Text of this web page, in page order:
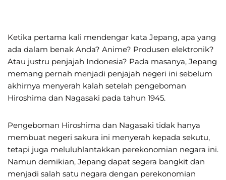
Ketika pertama kali mendengar kata Jepang, apa yang
ada dalam benak Anda? Anime? Produsen elektronik?
Atau justru penjajah Indonesia? Pada masanya, Jepang
memang pernah menjadi penjajah negeri ini sebelum
akhirnya menyerah kalah setelah pengeboman
Hiroshima dan Nagasaki pada tahun 1945.
Pengeboman Hiroshima dan Nagasaki tidak hanya
membuat negeri sakura ini menyerah kepada sekutu,
tetapi juga meluluhlantakkan perekonomian negara ini.
Namun demikian, Jepang dapat segera bangkit dan
menjadi salah satu negara dengan perekonomian